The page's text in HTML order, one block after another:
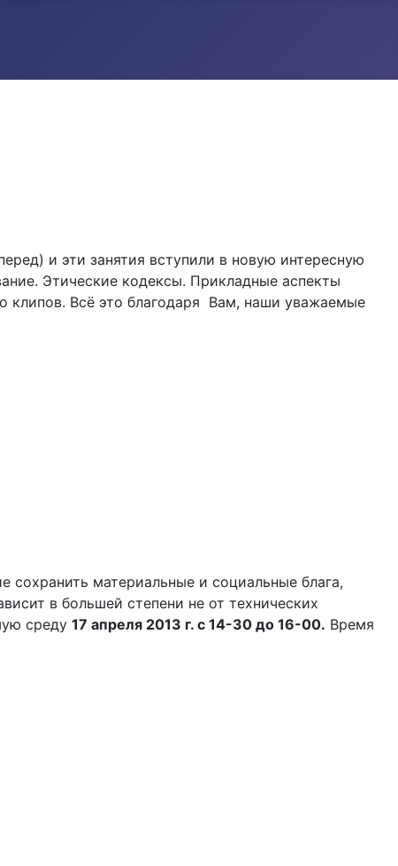
и эти занятия вступили в новую интересную
Этические кодексы. Прикладные аспекты
клипов. Всё это благодаря Вам, наши уважаемые
сохранить материальные и социальные блага,
в большей степени не от технических
среду 17 апреля 2013 г. с 14-30 до 16-00. Время